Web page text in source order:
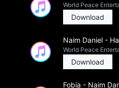
World Peace
Download
Naim Daniel -
World Peace
Download
Fobia - Naim